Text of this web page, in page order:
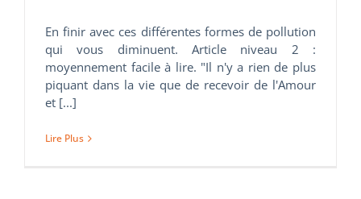
En finir avec ces différentes formes de pollution
qui vous diminuent. Article niveau 2 :
moyennement facile à lire. "Il n'y a rien de plus
piquant dans la vie que de recevoir de l'Amour
et [...]
Lire Plus